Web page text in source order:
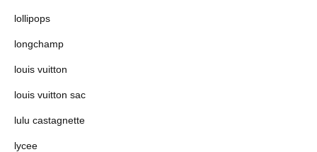
lollipops
longchamp
louis vuitton
louis vuitton sac
lulu castagnette
lycee